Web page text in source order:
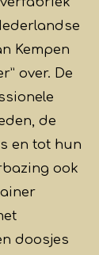
Kempen
over. De
de
en tot hun
ook
doosjes